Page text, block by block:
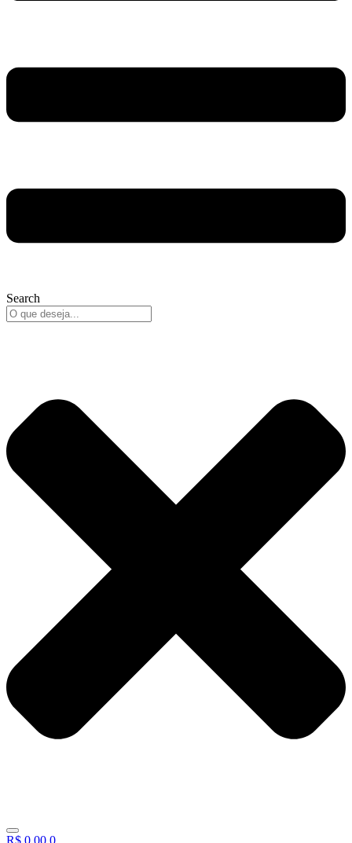
Search
R$ 0,00 0